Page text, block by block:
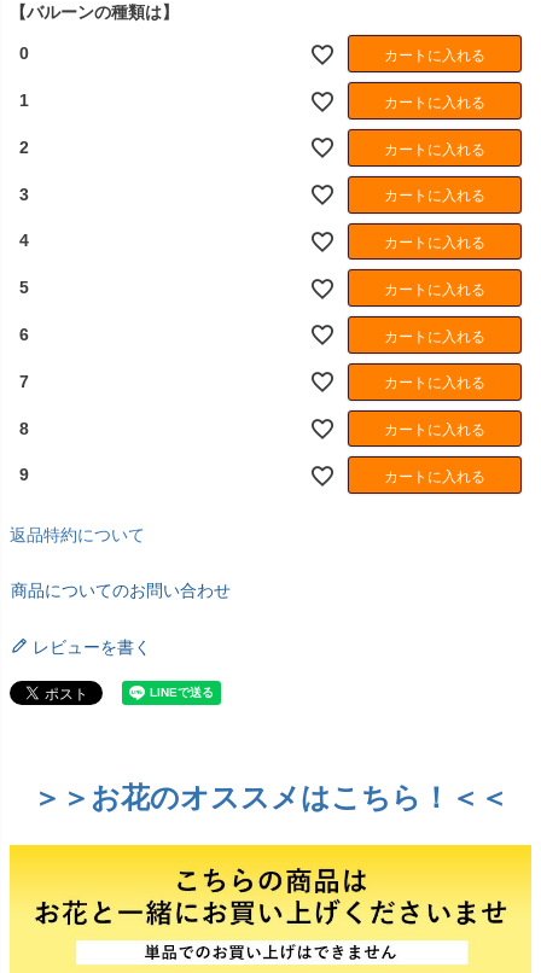
【バルーンの種類は】
0 カートに入れる
1 カートに入れる
2 カートに入れる
3 カートに入れる
4 カートに入れる
5 カートに入れる
6 カートに入れる
7 カートに入れる
8 カートに入れる
9 カートに入れる
返品特約について
商品についてのお問い合わせ
レビューを書く
＞＞お花のオススメはこちら！＜＜